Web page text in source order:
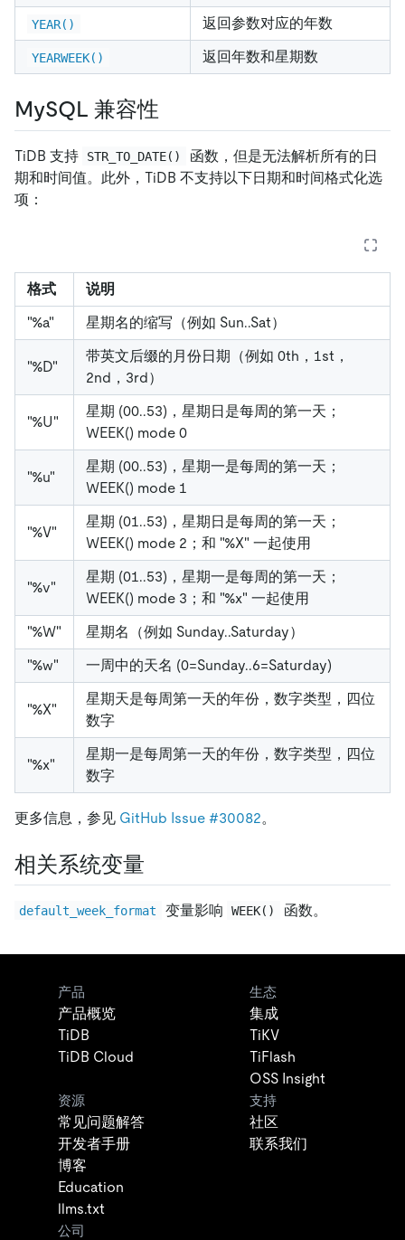
YEAR() 返回参数对应的年数
YEARWEEK() 返回年数和星期数
MySQL 兼容性
TiDB 支持 STR_TO_DATE()
函数，但是无法解析所有的日
期和时间值。此外，TiDB 不支持以下日期和时间格式化选
项：
格式
说明
"%a"
星期名的缩写（例如 Sun..Sat）
"%D"
带英文后缀的月份日期（例如 0th，1st，
2nd，3rd）
"%U"
星期 (00..53)，星期日是每周的第一天；
WEEK() mode 0
"%u"
星期 (00..53)，星期一是每周的第一天；
WEEK() mode 1
"%V"
星期 (01..53)，星期日是每周的第一天；
WEEK() mode 2；和 "%X" 一起使用
"%v"
星期 (01..53)，星期一是每周的第一天；
WEEK() mode 3；和 "%x" 一起使用
"%W"
星期名（例如 Sunday..Saturday）
"%w"
一周中的天名 (0=Sunday..6=Saturday)
"%X"
星期天是每周第一天的年份，数字类型，四位
数字
"%x"
星期一是每周第一天的年份，数字类型，四位
数字
更多信息，参见 GitHub Issue #30082。
相关系统变量
default_week_format 变量影响 WEEK() 函数。
产品
产品概览
TiDB
TiDB Cloud
生态
集成
TiKV
TiFlash
OSS Insight
资源
常见问题解答
开发者手册
博客
Education
llms.txt
支持
社区
联系我们
公司